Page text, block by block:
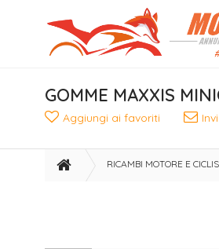
GOMME MAXXIS
Aggiungi ai favoriti
RICAMBI MOTORE E